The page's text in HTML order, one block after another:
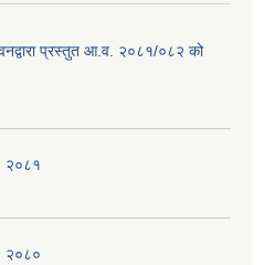
प्रस्तुत आ.व. २०८१/०८२ को
२०८१
२०८०